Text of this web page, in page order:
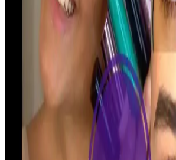
Maybelline'in günlük kullanım odaklı rimel
ve doğal görünüm sağlayan özellikleriyle
edilir. Uzun kirpik ve hacim için ideal
Hacim Veren Rimel Alternatifleri
Dolgunluğu İçin Kullanım
Hacim veren rimel alternatifleri ve doğal
ipuçlarıyla, ürün seçiminden bakım
bilgiler sunuyoruz.
Günlük Kullanıma Uygun Hacimli
Seçenekleri ve Uygulama İpuçları